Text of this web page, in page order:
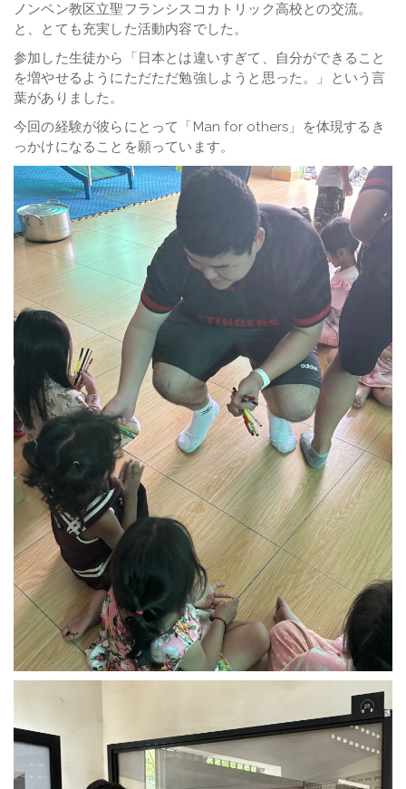
ノンペン教区立聖フランシスコカトリック高校との交流。
と、とても充実した活動内容でした。
参加した生徒から「日本とは違いすぎて、自分ができること
を増やせるようにただただ勉強しようと思った。」という言
葉がありました。
今回の経験が彼らにとって「Man for others」を体現するき
っかけになることを願っています。